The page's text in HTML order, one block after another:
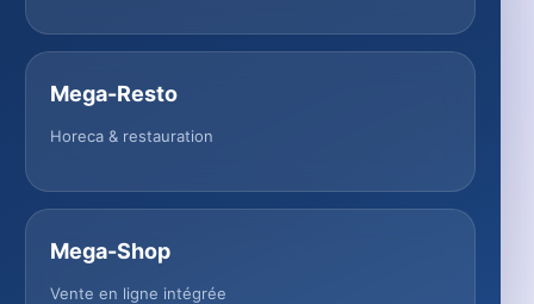
Mega-Resto
Horeca & restauration
Mega-Shop
Vente en ligne intégrée